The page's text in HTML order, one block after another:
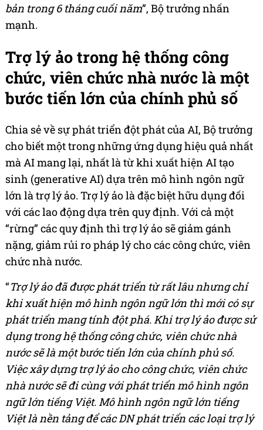
bản trong 6 tháng cuối năm”, Bộ trưởng nhấn
mạnh.
Trợ lý ảo trong hệ thống công
chức, viên chức nhà nước là một
bước tiến lớn của chính phủ số
Chia sẻ về sự phát triển đột phát của AI, Bộ trưởng
cho biết một trong những ứng dụng hiệu quả nhất
mà AI mang lại, nhất là từ khi xuất hiện AI tạo
sinh (generative AI) dựa trên mô hình ngôn ngữ
lớn là trợ lý ảo. Trợ lý ảo là đặc biệt hữu dụng đối
với các lao động dựa trên quy định. Với cả một
“rừng” các quy định thì trợ lý ảo sẽ giảm gánh
nặng, giảm rủi ro pháp lý cho các công chức, viên
chức nhà nước.
“Trợ lý ảo đã được phát triển từ rất lâu nhưng chỉ
khi xuất hiện mô hình ngôn ngữ lớn thì mới có sự
phát triển mang tính đột phá. Khi trợ lý ảo được sử
dụng trong hệ thống công chức, viên chức nhà
nước sẽ là một bước tiến lớn của chính phủ số.
Việc xây dựng trợ lý ảo cho công chức, viên chức
nhà nước sẽ đi cùng với phát triển mô hình ngôn
ngữ lớn tiếng Việt. Mô hình ngôn ngữ lớn tiếng
Việt là nền tảng để các DN phát triển các loại trợ lý